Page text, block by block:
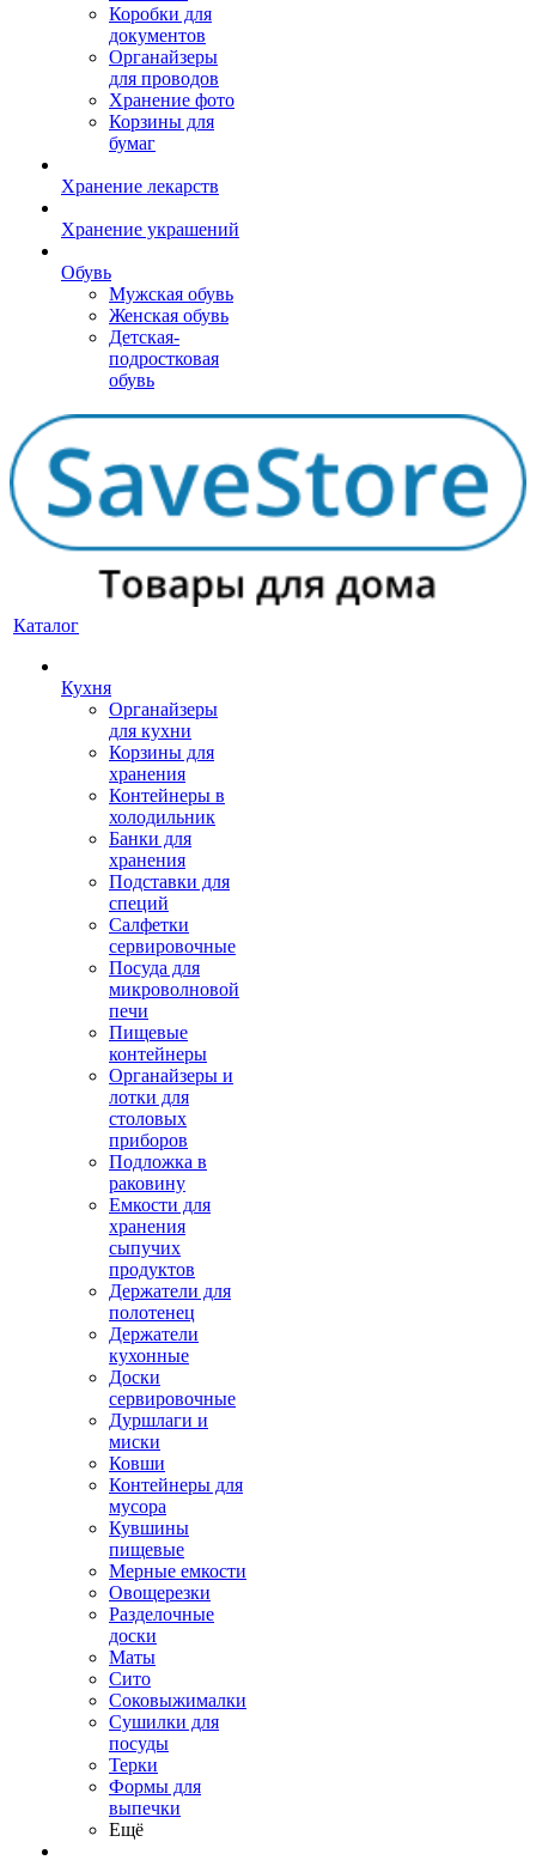
Коробки для
документов
Органайзеры
для проводов
Хранение фото
Корзины для
бумаг
Хранение лекарств
Хранение украшений
Обувь
Мужская обувь
Женская обувь
Детская-
подростковая
обувь
Каталог
Кухня
Органайзеры
для кухни
Корзины для
хранения
Контейнеры в
холодильник
Банки для
хранения
Подставки для
специй
Салфетки
сервировочные
Посуда для
микроволновой
печи
Пищевые
контейнеры
Органайзеры и
лотки для
столовых
приборов
Подложка в
раковину
Емкости для
хранения
сыпучих
продуктов
Держатели для
полотенец
Держатели
кухонные
Доски
сервировочные
Дуршлаги и
миски
Ковши
Контейнеры для
мусора
Кувшины
пищевые
Мерные емкости
Овощерезки
Разделочные
доски
Маты
Сито
Соковыжималки
Сушилки для
посуды
Терки
Формы для
выпечки
Ещё